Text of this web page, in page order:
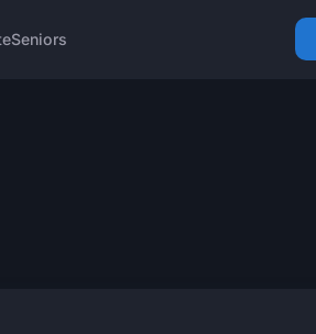
Seniors